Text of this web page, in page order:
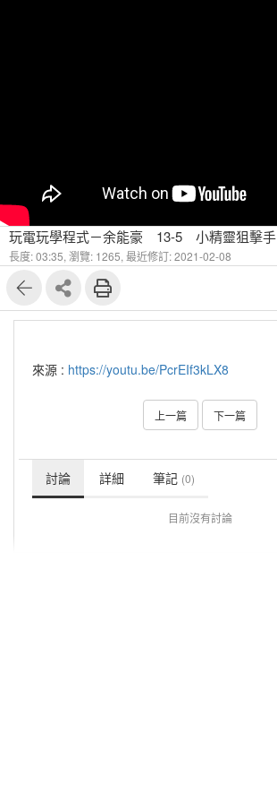
玩電玩學程式－余能豪 13-5 小精靈狙擊手
長度: 03:35, 瀏覽: 1265, 最近修訂: 2021-02-08
來源 : https://youtu.be/PcrEIf3kLX8
上一篇 下一篇
討論 詳細 筆記 (0)
目前沒有討論